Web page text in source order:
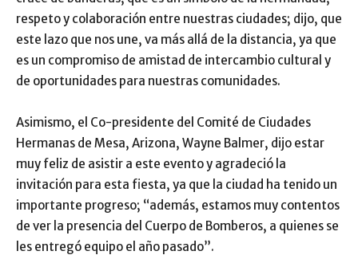
respeto y colaboración entre nuestras ciudades; dijo, que
este lazo que nos une, va más allá de la distancia, ya que
es un compromiso de amistad de intercambio cultural y
de oportunidades para nuestras comunidades.
Asimismo, el Co-presidente del Comité de Ciudades
Hermanas de Mesa, Arizona, Wayne Balmer, dijo estar
muy feliz de asistir a este evento y agradeció la
invitación para esta fiesta, ya que la ciudad ha tenido un
importante progreso; “además, estamos muy contentos
de ver la presencia del Cuerpo de Bomberos, a quienes se
les entregó equipo el año pasado”.